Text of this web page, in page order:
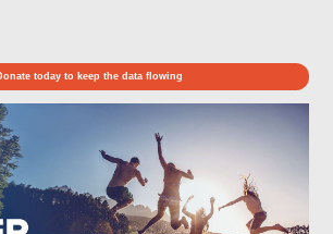
today to keep the data flowing